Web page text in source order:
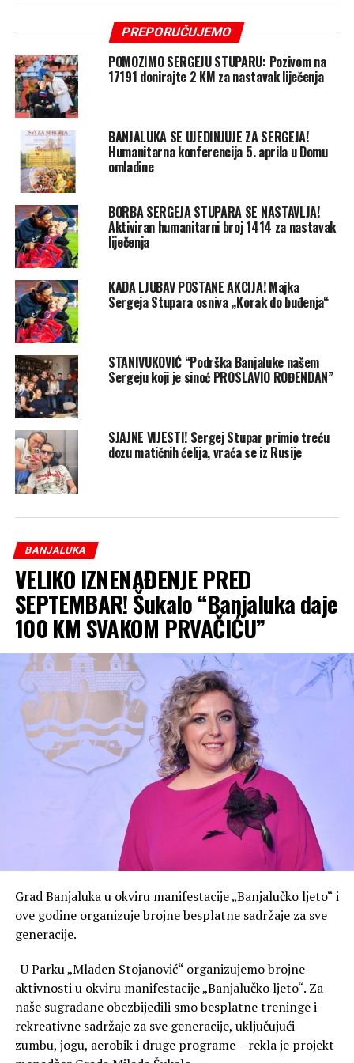
PREPORUČUJEMO
POMOZIMO SERGEJU STUPARU: Pozivom na
17191 donirajte 2 KM za nastavak liječenja
BANJALUKA SE UJEDINJUJE ZA SERGEJA!
Humanitarna konferencija 5. aprila u Domu
omladine
BORBA SERGEJA STUPARA SE NASTAVLJA!
Aktiviran humanitarni broj 1414 za nastavak
liječenja
KADA LJUBAV POSTANE AKCIJA! Majka
Sergeja Stupara osniva „Korak do buđenja“
STANIVUKOVIĆ “Podrška Banjaluke našem
Sergeju koji je sinoć PROSLAVIO ROĐENDAN”
SJAJNE VIJESTI! Sergej Stupar primio treću
dozu matičnih ćelija, vraća se iz Rusije
BANJALUKA
VELIKO IZNENAĐENJE PRED
SEPTEMBAR! Šukalo “Banjaluka daje
100 KM SVAKOM PRVAČIĆU”
Grad Banjaluka u okviru manifestacije „Banjalučko ljeto“ i
ove godine organizuje brojne besplatne sadržaje za sve
generacije.
-U Parku „Mladen Stojanović“ organizujemo brojne
aktivnosti u okviru manifestacije „Banjalučko ljeto“. Za
naše sugrađane obezbijedili smo besplatne treninge i
rekreativne sadržaje za sve generacije, uključujući
zumbu, jogu, aerobik i druge programe – rekla je projekt